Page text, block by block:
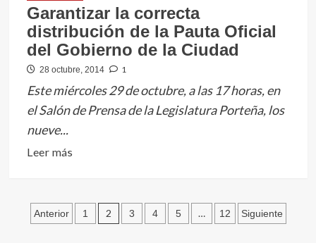
Garantizar la correcta
distribución de la Pauta Oficial
del Gobierno de la Ciudad
28 octubre, 2014 1
Este miércoles 29 de octubre, a las 17 horas, en
el Salón de Prensa de la Legislatura Porteña, los
nueve...
Leer másLeer
Garantizar
la
Paginación
Anterior 1 2 3 4 5 … 12 Siguiente